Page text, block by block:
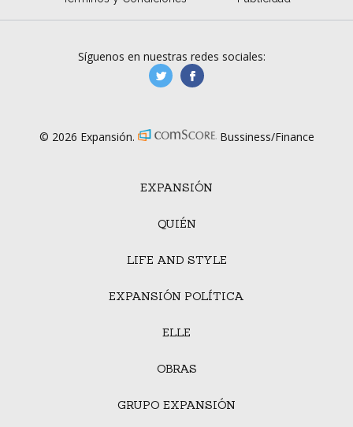
EXPANSIÓN
QUIÉN
LIFE AND STYLE
EXPANSIÓN POLÍTICA
ELLE
OBRAS
GRUPO EXPANSIÓN
Síguenos en nuestras redes sociales:
manufacturaGE
© 2026 Expansión. Bussiness/Finance